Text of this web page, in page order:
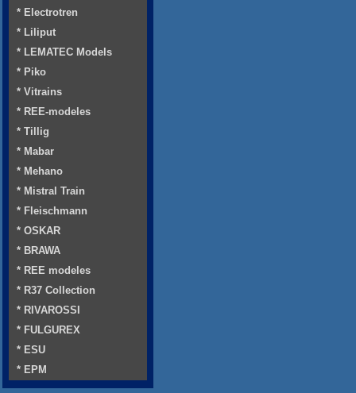
* Electrotren
* Liliput
* LEMATEC Models
* Piko
* Vitrains
* REE-modeles
* Tillig
* Mabar
* Mehano
* Mistral Train
* Fleischmann
* OSKAR
* BRAWA
* REE modeles
* R37 Collection
* RIVAROSSI
* FULGUREX
* ESU
* EPM